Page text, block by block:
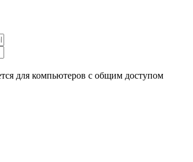
для компьютеров с общим доступом